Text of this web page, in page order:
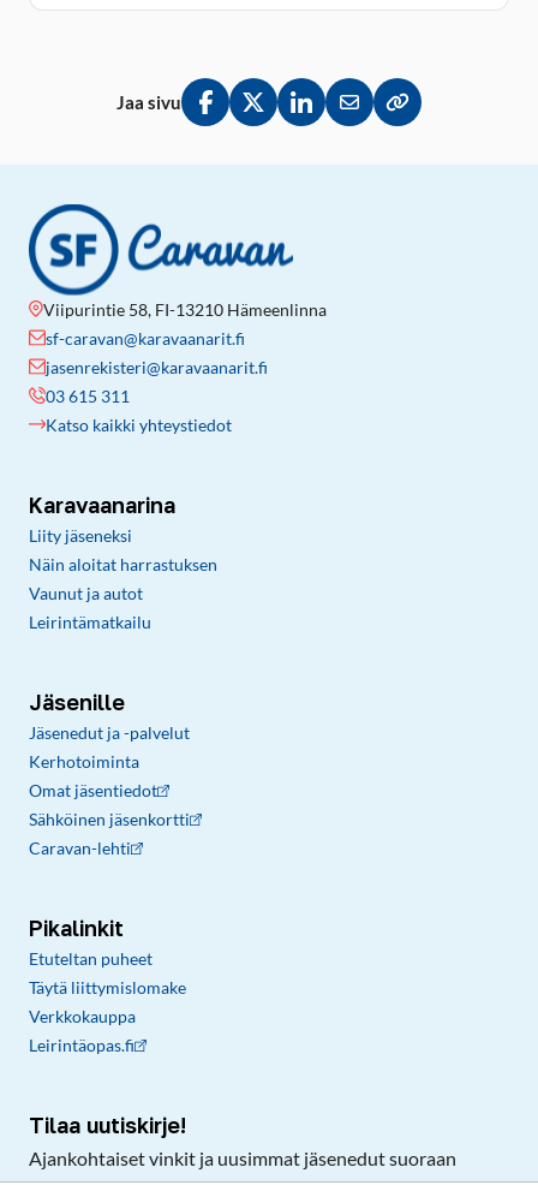
Jaa sivu
Jaa Facebookissa
Jaa Twitterissä
Jaa LinkedInissä
Jaa sähköpostitse
Kopioi linkki
Viipurintie 58, FI-13210 Hämeenlinna
sf-caravan@karavaanarit.fi
jasenrekisteri@karavaanarit.fi
03 615 311
Katso kaikki yhteystiedot
Karavaanarina
Liity jäseneksi
Näin aloitat harrastuksen
Vaunut ja autot
Leirintämatkailu
Jäsenille
Jäsenedut ja -palvelut
Kerhotoiminta
Omat jäsentiedot
Sähköinen jäsenkortti
Caravan-lehti
Pikalinkit
Etuteltan puheet
Täytä liittymislomake
Verkkokauppa
Leirintäopas.fi
Tilaa uutiskirje!
Ajankohtaiset vinkit ja uusimmat jäsenedut suoraan